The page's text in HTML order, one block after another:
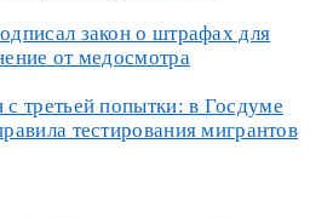
закон о штрафах для
от медосмотра
с третьей попытки: в Госдуме
тестирования мигрантов